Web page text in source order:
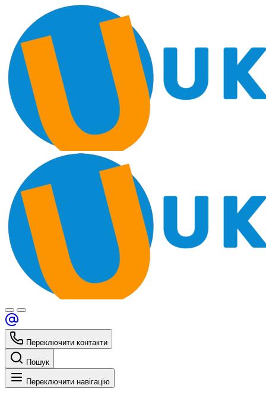
Переключити контакти
Пошук
Переключити навігацію